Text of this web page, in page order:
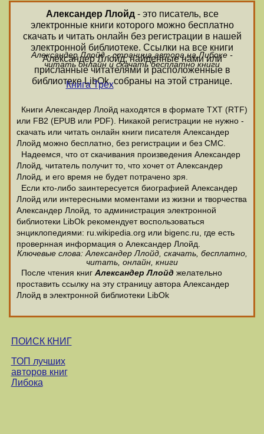
Александер Ллойд- это писатель, все
электронные книги которого можно бесплатно
скачать и читать онлайн без регистрации в нашей
электронной библиотеке. Ссылки на все книги
Александер Ллойд, найденные нами или
присланные читателями и расположенные в
библиотеке LibOk, собраны на этой странице.
Александер Ллойд - страница автора на Либоке -
читать онлайн и скачать бесплатно книги
Книга Трех
Книги Александер Ллойд находятся в формате ТХТ (RTF)
или FB2 (EPUB или PDF). Никакой регистрации не нужно -
скачать или читать онлайн книги писателя Александер
Ллойд можно бесплатно, без регистрации и без СМС.
Надеемся, что от скачивания произведения Александер
Ллойд, читатель получит то, что хочет от Александер
Ллойд, и его время не будет потрачено зря.
Если кто-либо заинтересуется биографией Александер
Ллойд или интересными моментами из жизни и творчества
Александер Ллойд, то администрация электронной
библиотеки LibOk рекомендует воспользоваться
энциклопедиями: ru.wikipedia.org или bigenc.ru, где есть
провернная информация о Александер Ллойд.
Ключевые слова: Александер Ллойд, скачать, бесплатно,
читать, онлайн, книги
После чтения книг Александер Ллойд желательно
проставить ссылку на эту страницу автора Александер
Ллойд в электронной библиотеки LibOk
ПОИСК КНИГ
ТОП лучших
авторов книг
Либока